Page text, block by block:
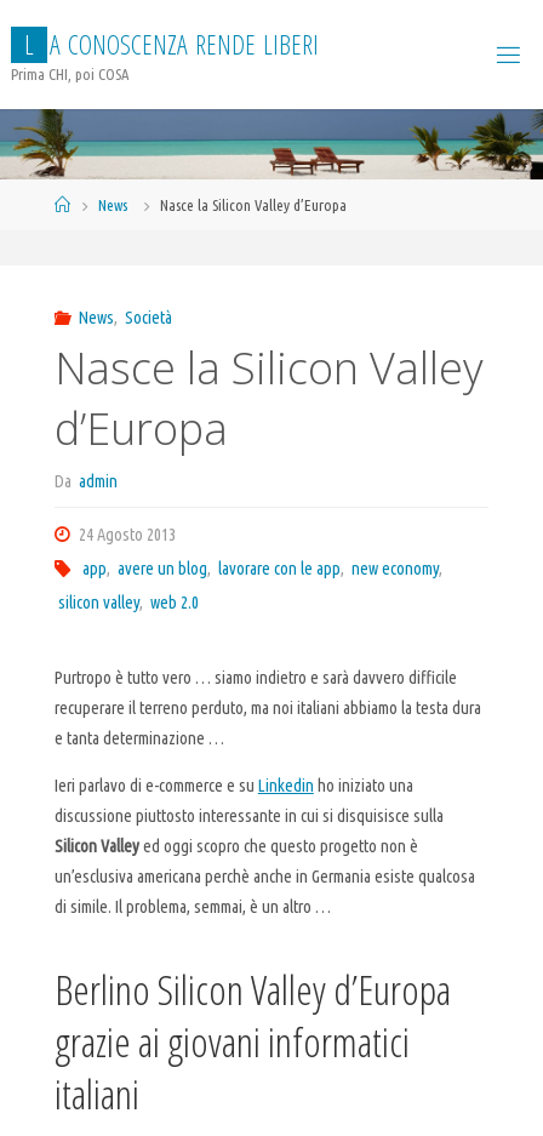
contenuto
L A CONOSCENZA RENDE LIBERI
Prima CHI, poi COSA
HomeNews Nasce la Silicon Valley d’Europa
News, Società
Nasce la Silicon Valley
d’Europa
Da admin
24 Agosto 2013
app, avere un blog, lavorare con le app, new economy,
silicon valley, web 2.0
Purtropo è tutto vero … siamo indietro e sarà davvero difficile
recuperare il terreno perduto, ma noi italiani abbiamo la testa dura
e tanta determinazione …
Ieri parlavo di e-commerce e su Linkedin ho iniziato una
discussione piuttosto interessante in cui si disquisisce sulla
Silicon Valleyed oggi scopro che questo progetto non è
un’esclusiva americana perchè anche in Germania esiste qualcosa
di simile. Il problema, semmai, è un altro …
Berlino Silicon Valley d’Europa
grazie ai giovani informatici
italiani